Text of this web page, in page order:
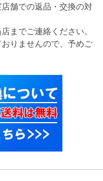
舗での返品・交換の対
までご連絡ください。
りませんので、予めご